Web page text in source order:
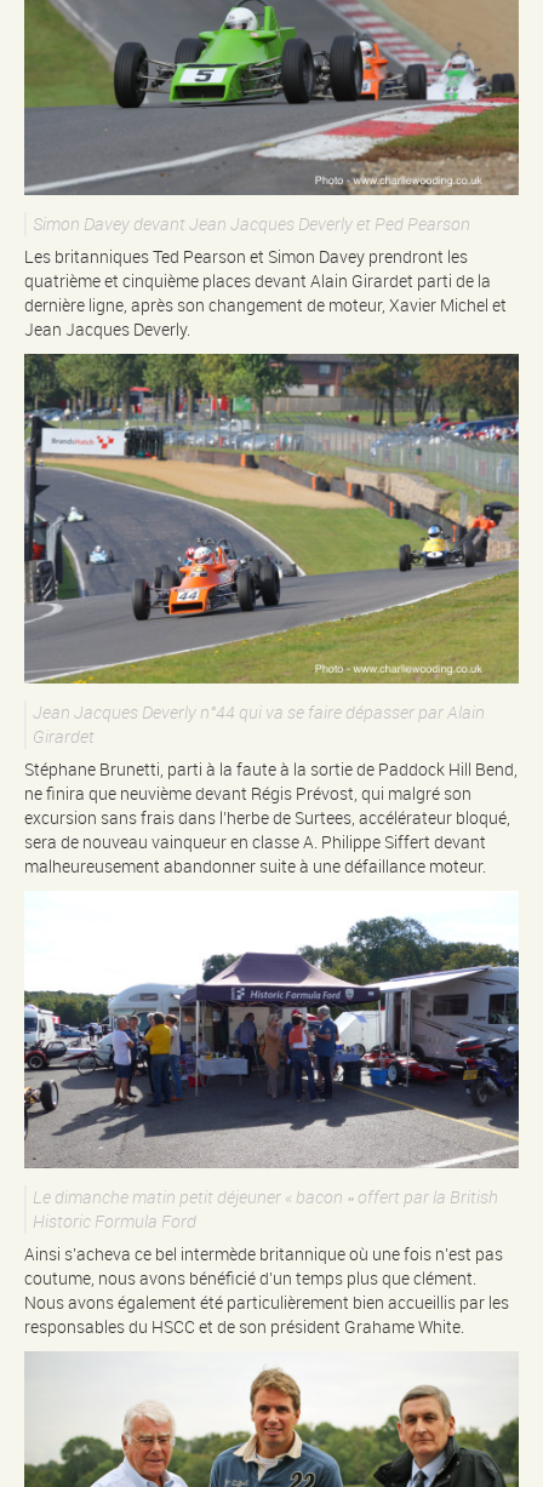
Simon Davey devant Jean Jacques Deverly et Ped Pearson
Les britanniques Ted Pearson et Simon Davey prendront les
quatrième et cinquième places devant Alain Girardet parti de la
dernière ligne, après son changement de moteur, Xavier Michel et
Jean Jacques Deverly.
Jean Jacques Deverly n°44 qui va se faire dépasser par Alain
Girardet
Stéphane Brunetti, parti à la faute à la sortie de Paddock Hill Bend,
ne finira que neuvième devant Régis Prévost, qui malgré son
excursion sans frais dans l’herbe de Surtees, accélérateur bloqué,
sera de nouveau vainqueur en classe A. Philippe Siffert devant
malheureusement abandonner suite à une défaillance moteur.
Le dimanche matin petit déjeuner « bacon » offert par la British
Historic Formula Ford
Ainsi s’acheva ce bel intermède britannique où une fois n’est pas
coutume, nous avons bénéficié d’un temps plus que clément.
Nous avons également été particulièrement bien accueillis par les
responsables du HSCC et de son président Grahame White.